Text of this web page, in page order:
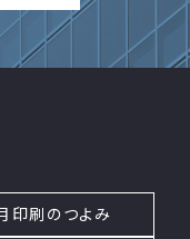
印刷のつよみ